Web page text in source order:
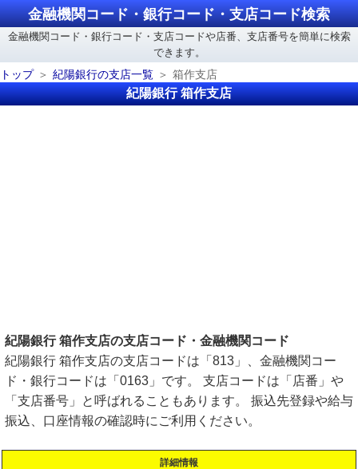
金融機関コード・銀行コード・支店コード検索
金融機関コード・銀行コード・支店コードや店番、支店番号を簡単に検索
できます。
トップ
紀陽銀行の支店一覧 箱作支店
紀陽銀行 箱作支店
紀陽銀行 箱作支店の支店コード・金融機関コード
紀陽銀行 箱作支店の支店コードは「813」、金融機関コー
ド・銀行コードは「0163」です。 支店コードは「店番」や
「支店番号」と呼ばれることもあります。 振込先登録や給与
振込、口座情報の確認時にご利用ください。
詳細情報